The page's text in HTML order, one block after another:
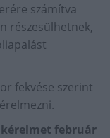
számítva
részesülhetnek,
fekvése szerint
február